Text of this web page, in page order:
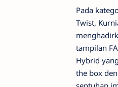
Pada
Twist,
tampilan
Hybrid
the box